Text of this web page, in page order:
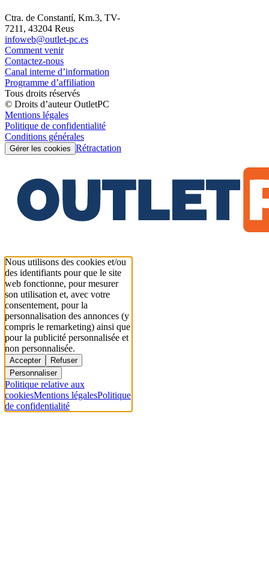
Ctra. de Constantí, Km.3, TV-
7211, 43204 Reus
infoweb@outlet-pc.es
Comment venir
Contactez-nous
Canal interne d’information
Programme d’affiliation
Tous droits réservés
© Droits d’auteur OutletPC
Mentions légales
Politique de confidentialité
Conditions générales
Gérer les cookies Rétractation
Nous utilisons des cookies et/ou
des identifiants pour que le site
web fonctionne, pour mesurer
son utilisation et, avec votre
consentement, pour la
personnalisation des annonces (y
compris le remarketing) ainsi que
pour la publicité personnalisée et
non personnalisée.
Accepter
Refuser
Personnaliser
Politique relative aux
cookiesMentions légalesPolitique
de confidentialité